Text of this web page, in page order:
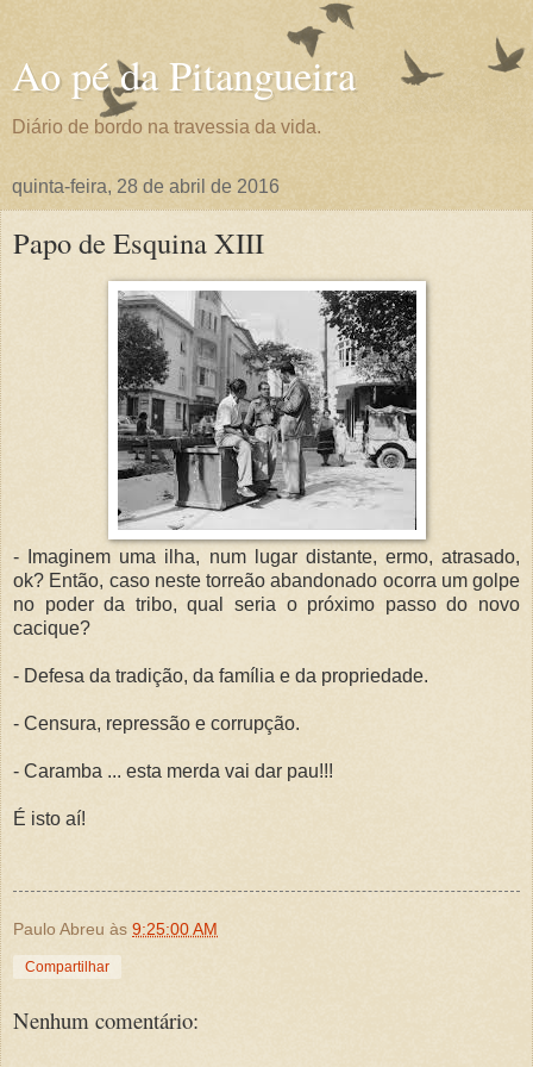
Ao pé da Pitangueira
Diário de bordo na travessia da vida.
quinta-feira, 28 de abril de 2016
Papo de Esquina XIII
- Imaginem uma ilha, num lugar distante, ermo, atrasado,
ok? Então, caso neste torreão abandonado ocorra um golpe
no poder da tribo, qual seria o próximo passo do novo
cacique?
- Defesa da tradição, da família e da propriedade.
- Censura, repressão e corrupção.
- Caramba ... esta merda vai dar pau!!!
É isto aí!
Paulo Abreu às 9:25:00 AM
Compartilhar
Nenhum comentário: